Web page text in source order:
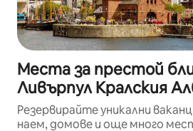
Места за престой
Ливърпул Кралския
Резервирайте уникални
наем, домове и още много